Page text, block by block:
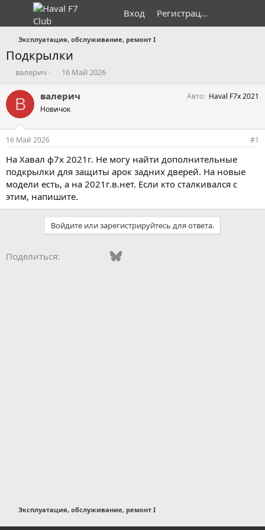
Вход Регистрация
Эксплуатация, обслуживание, ремонт I
Подкрылки
А
т
о
т
е
м
ы
валерич
Д
т
а
н
а
л
16 Май 2026
В валерич
Новичок
Авто Haval F7x 2021
16 Май 2026 #1
На Хавал ф7х 2021г. Не могу найти дополнительные
подкрылки для защиты арок задних дверей. На новые
модели есть, а на 2021г.в.нет. Если кто сталкивался с
этим, напишите.
Войдите или зарегистрируйтесь для ответа.
Поделиться: Vkontakte
FacebookBluesky
Эксплуатация, обслуживание, ремонт I